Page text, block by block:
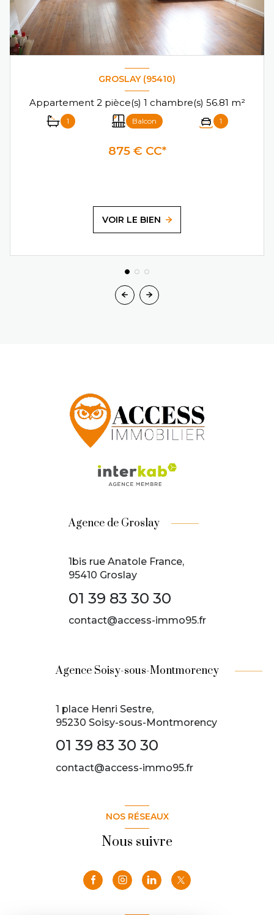
GROSLAY (95410)
Appartement 2 pièce(s) 1 chambre(s) 56.81 m²
1 Balcon 1
875 € CC*
VOIR LE BIEN
Agence de Groslay
1bis rue Anatole France,
95410 Groslay
01 39 83 30 30
contact@access-immo95.fr
Agence Soisy-sous-Montmorency
1 place Henri Sestre,
95230 Soisy-sous-Montmorency
01 39 83 30 30
contact@access-immo95.fr
NOS RÉSEAUX
Nous suivre